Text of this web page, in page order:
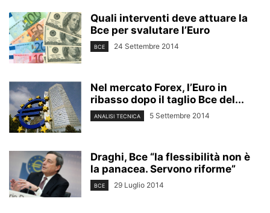
Quali interventi deve attuare la
Bce per svalutare l’Euro
BCE 24 Settembre 2014
Nel mercato Forex, l’Euro in
ribasso dopo il taglio Bce del...
ANALISI TECNICA 5 Settembre 2014
Draghi, Bce “la flessibilità non è
la panacea. Servono riforme”
BCE 29 Luglio 2014